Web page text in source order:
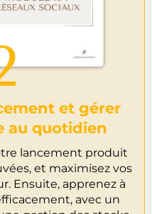
et gérer
au quotidien
lancement produit
et maximisez vos
Ensuite, apprenez à
avec un